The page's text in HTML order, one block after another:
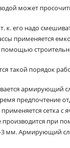
может
к. его надо
применяется
такой порядок
армирующий
предпочтение
сетка
при
3 мм. Армирующий